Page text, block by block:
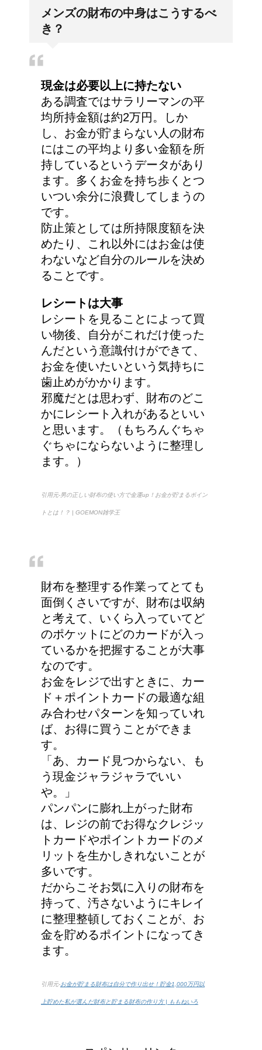
ける！意味と漢字の捉え
豆乳と納豆では、栄養の
何が違うの？
今月はピンチかも?!給料
から引かれる税金は月に
よって違う？
アメリカの大学に入学す
る時の年齢って何歳位？
トマトの収穫、なぜ実が
割れるのか？
第二次世界大戦における
日本の徴兵年齢は？
皮膚再生
メンズの財布の中身はこうするべ
き？
現金は必要以上に持たない
ある調査ではサラリーマンの平
均所持金額は約2万円。しか
し、お金が貯まらない人の財布
にはこの平均より多い金額を所
持しているというデータがあり
ます。多くお金を持ち歩くとつ
いつい余分に浪費してしまうの
です。
防止策としては所持限度額を決
めたり、これ以外にはお金は使
わないなど自分のルールを決め
ることです。
レシートは大事
レシートを見ることによって買
い物後、自分がこれだけ使った
んだという意識付けができて、
お金を使いたいという気持ちに
歯止めがかかります。
邪魔だとは思わず、財布のどこ
かにレシート入れがあるといい
と思います。（もちろんぐちゃ
ぐちゃにならないように整理し
ます。）
引用元-男の正しい財布の使い方で金運up！お金が貯まるポイン
トとは！？ | GOEMON雑学王
財布を整理する作業ってとても
面倒くさいですが、財布は収納
と考えて、いくら入っていてど
のポケットにどのカードが入っ
ているかを把握することが大事
なのです。
お金をレジで出すときに、カー
ド＋ポイントカードの最適な組
み合わせパターンを知っていれ
ば、お得に買うことができま
す。
「あ、カード見つからない、も
う現金ジャラジャラでいい
や。」
パンパンに膨れ上がった財布
は、レジの前でお得なクレジッ
トカードやポイントカードのメ
リットを生かしきれないことが
多いです。
だからこそお気に入りの財布を
持って、汚さないようにキレイ
に整理整頓しておくことが、お
金を貯めるポイントになってき
ます。
引用元-お金が貯まる財布は自分で作り出せ！貯金1,000万円以
上貯めた私が選んだ財布と貯まる財布の作り方 | ももねいろ